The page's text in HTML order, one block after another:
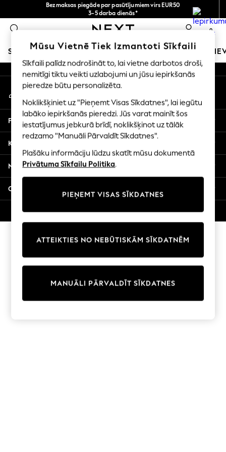
Bezmaksas piegāde par pasūtījumiem virs EUR50
3-5 darba dienās*
Tagad jūs varat
iepirkties latviešu valodā!
0
SKOLAS APĢĒRBS MEITENES ZĒNI MAZULIS
SCHOOLWEAR
All Boys Schoolwear
Shoes
Trousers
Shorts
Shirts
Polo Shirts
Sweatshirts & Jumpers
Multipacks
All Boys Sport & Swimwear
Swimwear
Tops
Joggers
An error occurred on client
Mūsu sociālie tīkli
Mans konts
Pierakstieties savā kontā
Palīdzība
Konfidencialitāte un juridiskā informācija
Nodaļas
Citi pakalpojumi
© 2026 Next Germany GmbH. Visas tiesības aizsargātas.
Mūsu Vietnē Tiek Izmantoti Sīkfaili
Sīkfaili palīdz nodrošināt to, lai vietne darbotos droši,
nemitīgi tiktu veikti uzlabojumi un jūsu iepirkšanās
pieredze būtu personalizēta.
Noklikšķiniet uz "Pieņemt Visas Sīkdatnes", lai iegūtu
labāko iepirkšanās pieredzi. Jūs varat mainīt šos
iestatījumus jebkurā brīdī, noklikšķinot uz tālāk
redzamo "Manuāli Pārvaldīt Sīkdatnes".
Plašāku informāciju lūdzu skatīt mūsu dokumentā
Privātuma Sīkfailu Politika.
PIEŅEMT VISAS SĪKDATNES
MANUĀLI PĀRVALDĪT SĪKDATNES
ATTEIKTIES NO NEBŪTISKĀM SĪKDATNĒM